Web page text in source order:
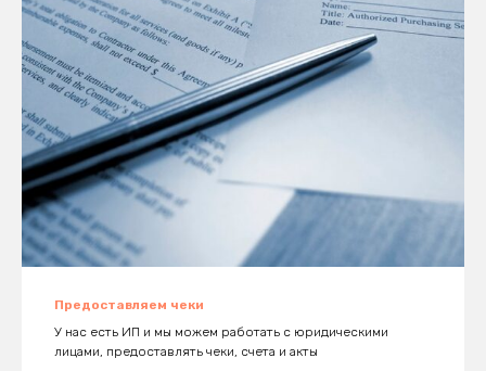
Предоставляем чеки
У нас есть ИП и мы можем работать с юридическими
лицами, предоставлять чеки, счета и акты